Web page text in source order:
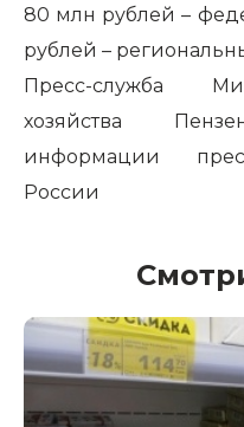
80 млн рублей –
рублей –
Пресс-служба
хозяйства
информации
России